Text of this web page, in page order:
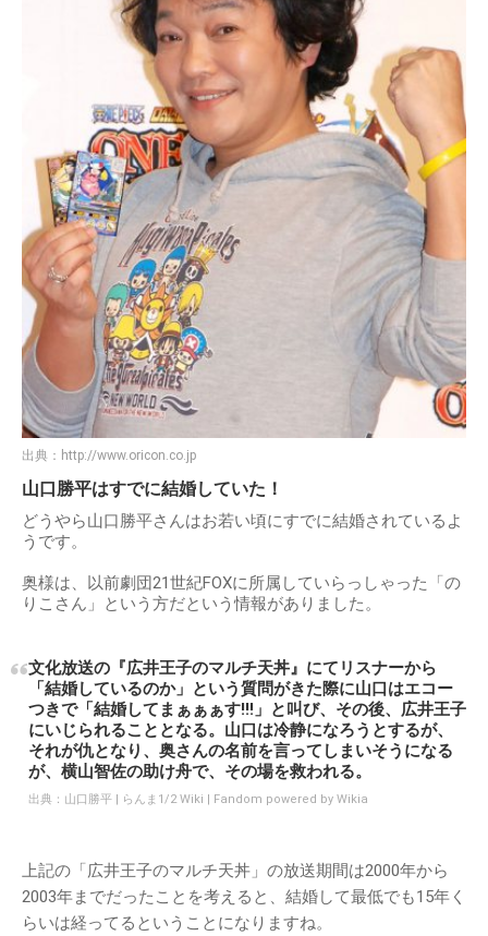
出典： http://www.oricon.co.jp
山口勝平はすでに結婚していた！
どうやら山口勝平さんはお若い頃にすでに結婚されているよ
うです。
奥様は、以前劇団21世紀FOXに所属していらっしゃった「の
りこさん」という方だという情報がありました。
文化放送の『広井王子のマルチ天丼』にてリスナーから
「結婚しているのか」という質問がきた際に山口はエコー
つきで「結婚してまぁぁぁす!!!」と叫び、その後、広井王子
にいじられることとなる。山口は冷静になろうとするが、
それが仇となり、奥さんの名前を言ってしまいそうになる
が、横山智佐の助け舟で、その場を救われる。
出典： 山口勝平 | らんま1/2 Wiki | Fandom powered by Wikia
上記の「広井王子のマルチ天丼」の放送期間は2000年から
2003年までだったことを考えると、結婚して最低でも15年く
らいは経ってるということになりますね。